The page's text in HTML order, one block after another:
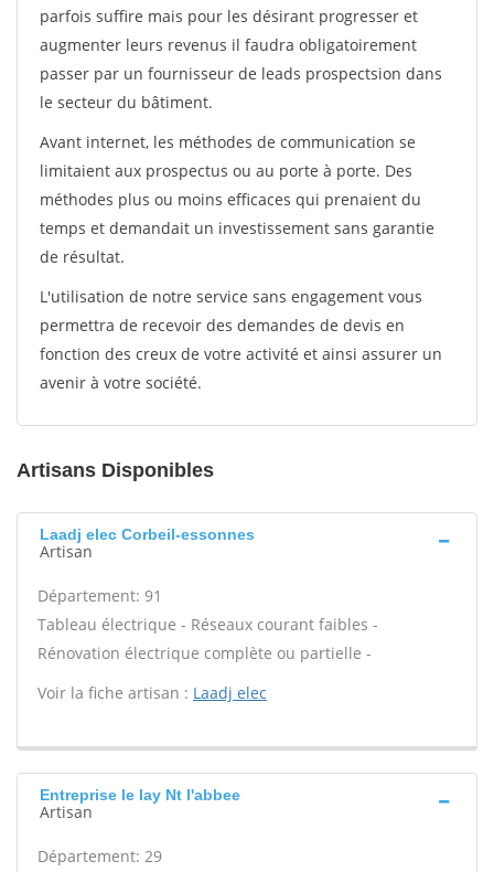
parfois suffire mais pour les désirant progresser et
augmenter leurs revenus il faudra obligatoirement
passer par un fournisseur de leads prospectsion dans
le secteur du bâtiment.
Avant internet, les méthodes de communication se
limitaient aux prospectus ou au porte à porte. Des
méthodes plus ou moins efficaces qui prenaient du
temps et demandait un investissement sans garantie
de résultat.
L'utilisation de notre service sans engagement vous
permettra de recevoir des demandes de devis en
fonction des creux de votre activité et ainsi assurer un
avenir à votre société.
Artisans Disponibles
Laadj elec Corbeil-essonnes
Artisan
Département: 91
Tableau électrique - Réseaux courant faibles -
Rénovation électrique complète ou partielle -
Voir la fiche artisan : Laadj elec
Entreprise le lay Nt l'abbee
Artisan
Département: 29